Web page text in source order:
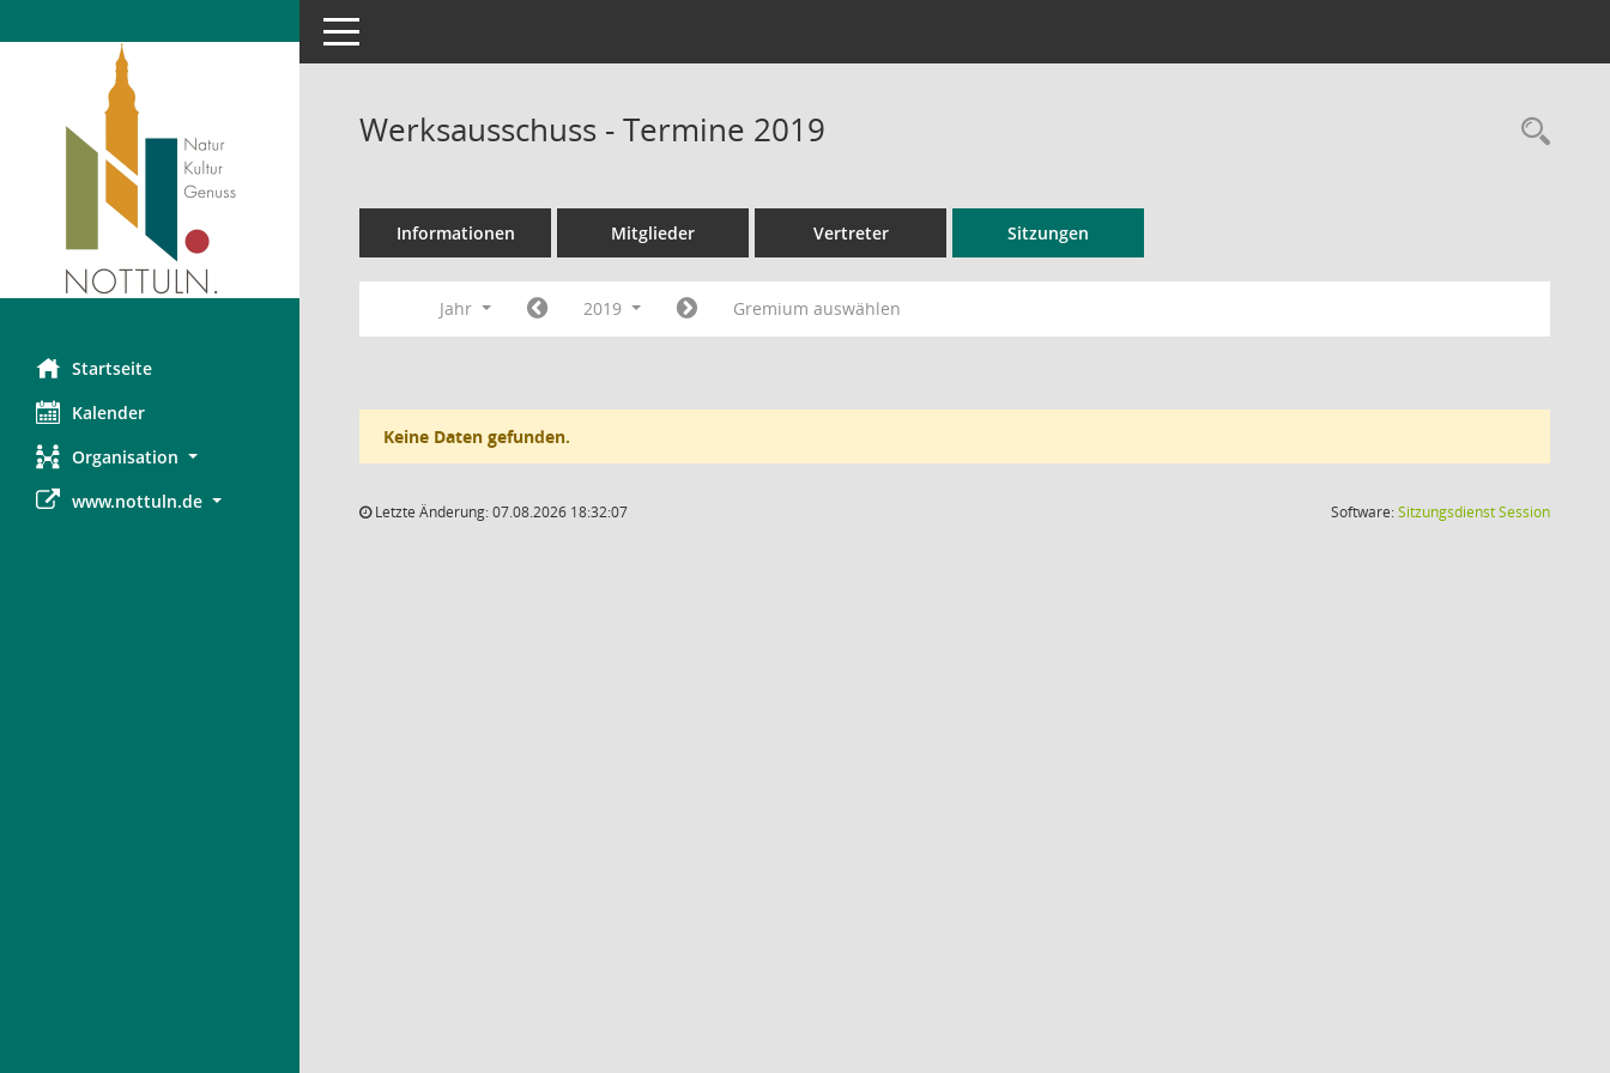
Startseite
Kalender
Organisation
www.nottuln.de
Toggle navigation
Werksausschuss - Termine 2019
Informationen Mitglieder Vertreter Sitzungen
Jahr 2019 Gremium auswählen
Keine Daten gefunden.
Letzte Änderung: 07.08.2026 18:32:07 Software:SitzungsdienstSession(Wird in